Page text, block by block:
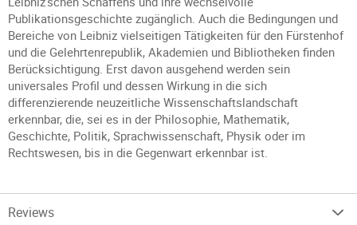
Publikationsgeschichte zugänglich. Auch die Bedingungen und
Bereiche von Leibniz vielseitigen Tätigkeiten für den Fürstenhof
und die Gelehrtenrepublik, Akademien und Bibliotheken finden
Berücksichtigung. Erst davon ausgehend werden sein
universales Profil und dessen Wirkung in die sich
differenzierende neuzeitliche Wissenschaftslandschaft
erkennbar, die, sei es in der Philosophie, Mathematik,
Geschichte, Politik, Sprachwissenschaft, Physik oder im
Rechtswesen, bis in die Gegenwart erkennbar ist.
Reviews